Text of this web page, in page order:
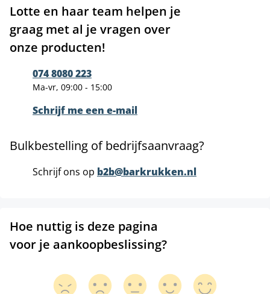
Lotte en haar team helpen je
graag met al je vragen over
onze producten!
074 8080 223
Ma-vr, 09:00 - 15:00
Schrijf me een e-mail
Bulkbestelling of bedrijfsaanvraag?
Schrijf ons op b2b@barkrukken.nl
Hoe nuttig is deze pagina
voor je aankoopbeslissing?